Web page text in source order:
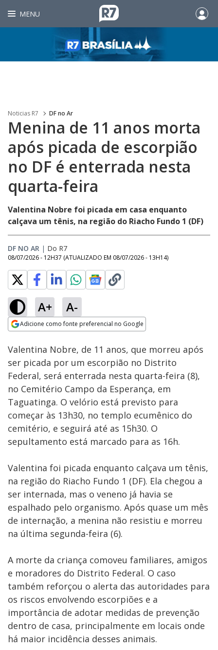
MENU
Noticias R7 DF no Ar
Menina de 11 anos morta
após picada de escorpião
no DF é enterrada nesta
quarta-feira
Valentina Nobre foi picada em casa enquanto
calçava um tênis, na região do Riacho Fundo 1 (DF)
DF NO AR | Do R7
08/07/2026 - 12H37 (ATUALIZADO EM 08/07/2026 - 13H14)
A+ A-
Adicione como fonte preferencial no Google
Ativar
Loaded
33.50%
Valentina Nobre, de 11 anos, que morreu após
ser picada por um escorpião no Distrito
Federal, será enterrada nesta quarta-feira (8),
no Cemitério Campo da Esperança, em
Taguatinga. O velório está previsto para
começar às 13h30, no templo ecumênico do
cemitério, e seguirá até as 15h30. O
sepultamento está marcado para as 16h.
Valentina foi picada enquanto calçava um tênis,
na região do Riacho Fundo 1 (DF). Ela chegou a
ser internada, mas o veneno já havia se
espalhado pelo organismo. Após quase um mês
de internação, a menina não resistiu e morreu
na última segunda-feira (6).
A morte da criança comoveu familiares, amigos
e moradores do Distrito Federal. O caso
também reforçou o alerta das autoridades para
os riscos envolvendo escorpiões e a
importância de adotar medidas de prevenção
dentro de casa, principalmente em locais onde
há maior incidência desses animais.